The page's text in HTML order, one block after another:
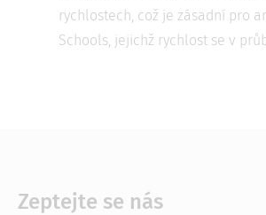
rychlostech, což je zásadní pro
Schools, jejichž rychlost se v
Zeptejte se nás